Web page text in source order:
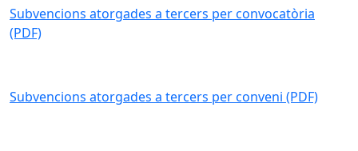
Subvencions atorgades a tercers per convocatòria
(PDF)
Subvencions atorgades a tercers per conveni (PDF)